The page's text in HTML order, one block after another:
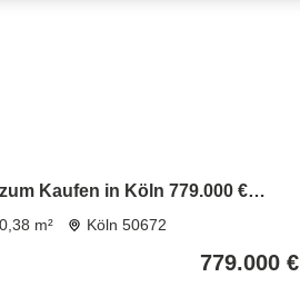
Kaufen in Köln 779.000 €
m² Köln 50672
779.000 €